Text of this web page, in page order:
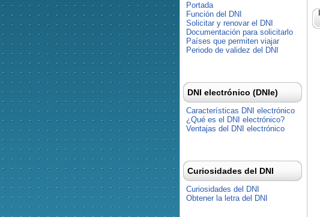
Portada
Función del DNI
Solicitar y renovar el DNI
Documentación para solicitarlo
Países que permiten viajar
Periodo de validez del DNI
DNI electrónico (DNIe)
Características DNI electrónico
¿Qué es el DNI electrónico?
Ventajas del DNI electrónico
Curiosidades del DNI
Curiosidades del DNI
Obtener la letra del DNI